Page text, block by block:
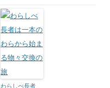
わらしべ長者